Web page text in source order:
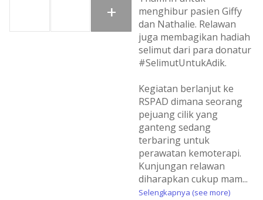
menghibur pasien Giffy
dan Nathalie. Relawan
juga membagikan hadiah
selimut dari para donatur
#SelimutUntukAdik.
Kegiatan berlanjut ke
RSPAD dimana seorang
pejuang cilik yang
ganteng sedang
terbaring untuk
perawatan kemoterapi.
Kunjungan relawan
diharapkan cukup mam...
Selengkapnya (see more)
+